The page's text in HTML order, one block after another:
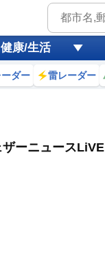
健康/生活
ダー 雷レーダー
ザーニュースLiVE